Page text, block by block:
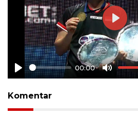
Play
00:00
Mute
Play
Komentar